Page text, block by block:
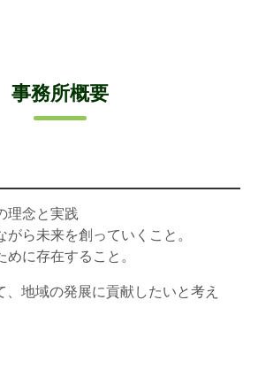
事務所概要
理念と実践
がら未来を創っていくこと。
めに存在すること。
、地域の発展に貢献したいと考え